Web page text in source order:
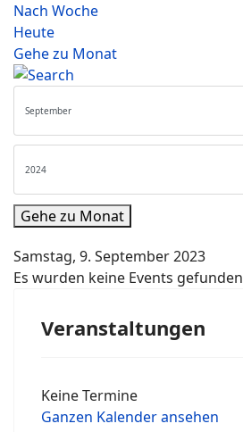
Nach Woche
Heute
Gehe zu Monat
Gehe zu Monat
Samstag, 9. September 2023
Es wurden keine Events gefunden
Veranstaltungen
Keine Termine
Ganzen Kalender ansehen